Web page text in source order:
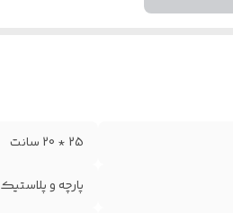
25 * 20 سانت
پارچه و پلاستیک